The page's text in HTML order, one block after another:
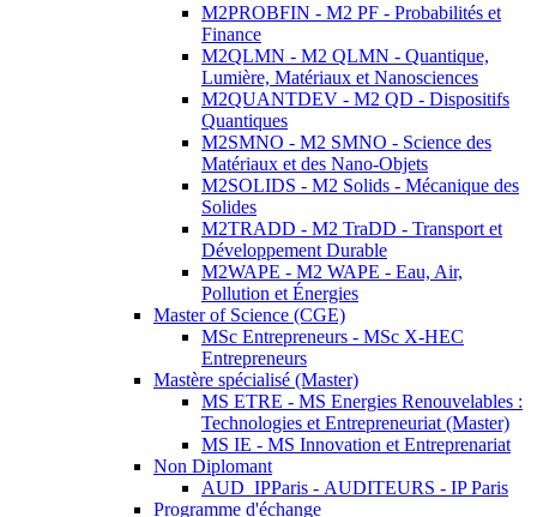
M2PROBFIN - M2 PF - Probabilités et
Finance
M2QLMN - M2 QLMN - Quantique,
Lumière, Matériaux et Nanosciences
M2QUANTDEV - M2 QD - Dispositifs
Quantiques
M2SMNO - M2 SMNO - Science des
Matériaux et des Nano-Objets
M2SOLIDS - M2 Solids - Mécanique des
Solides
M2TRADD - M2 TraDD - Transport et
Développement Durable
M2WAPE - M2 WAPE - Eau, Air,
Pollution et Énergies
Master of Science (CGE)
MSc Entrepreneurs - MSc X-HEC
Entrepreneurs
Mastère spécialisé (Master)
MS ETRE - MS Energies Renouvelables :
Technologies et Entrepreneuriat (Master)
MS IE - MS Innovation et Entreprenariat
Non Diplomant
AUD_IPParis - AUDITEURS - IP Paris
Programme d'échange